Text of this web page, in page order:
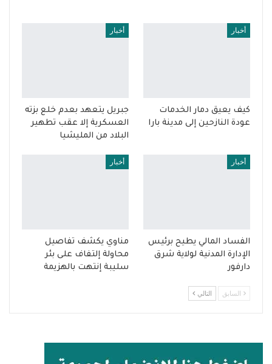
أخبار
كيف يعيق دمار الخدمات
عودة النازحين إلى مدينة بارا
أخبار
جبريل يتعهد بعدم خلع بزته
العسكرية إلا عقب تطهير
البلاد من المليشيا
أخبار
الفساد المالي يطيح برئيس
الإدارة المدنية لولاية شرق
دارفور
أخبار
مناوي يكشف تفاصيل
محاولة إلتفاف على بئر
سليبة إنتهت بالهزيمة
السابق التالي